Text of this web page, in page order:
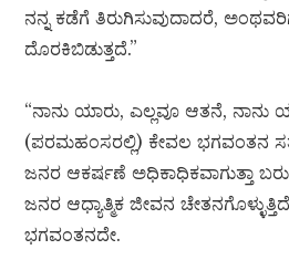
ನನ್ನ ಕಡೆಗೆ ತಿರುಗಿಸುವುದಾದರೆ,
ದೊರಕಿಬಿಡುತ್ತದೆ.”
“ನಾನು ಯಾರು, ಎಲ್ಲವೂ ಆತನೆ, ನಾನು
(ಪರಮಹಂಸರಲ್ಲಿ) ಕೇವಲ ಭಗವಂತನ
ಜನರ ಆಕರ್ಷಣೆ ಅಧಿಕಾಧಿಕವಾಗುತ್ತಾ
ಜನರ ಆಧ್ಯಾತ್ಮಿಕ ಜೀವನ
ಭಗವಂತನದೇ.